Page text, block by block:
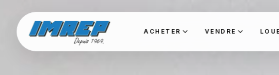
ACHETER VENDRE